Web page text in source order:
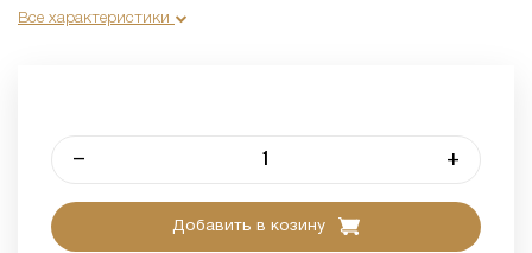
Все характеристики
– +
Добавить в козину